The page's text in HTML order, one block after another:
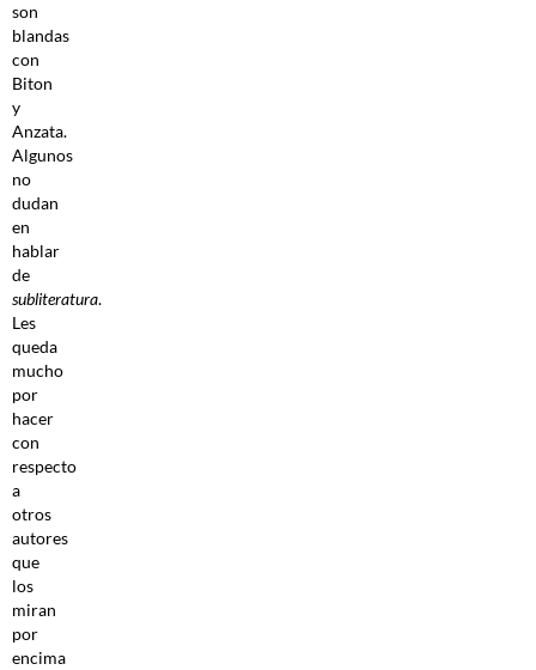
son
blandas
con
Biton
y
Anzata.
Algunos
no
dudan
en
hablar
de
subliteratura.
Les
queda
mucho
por
hacer
con
respecto
a
otros
autores
que
los
miran
por
encima